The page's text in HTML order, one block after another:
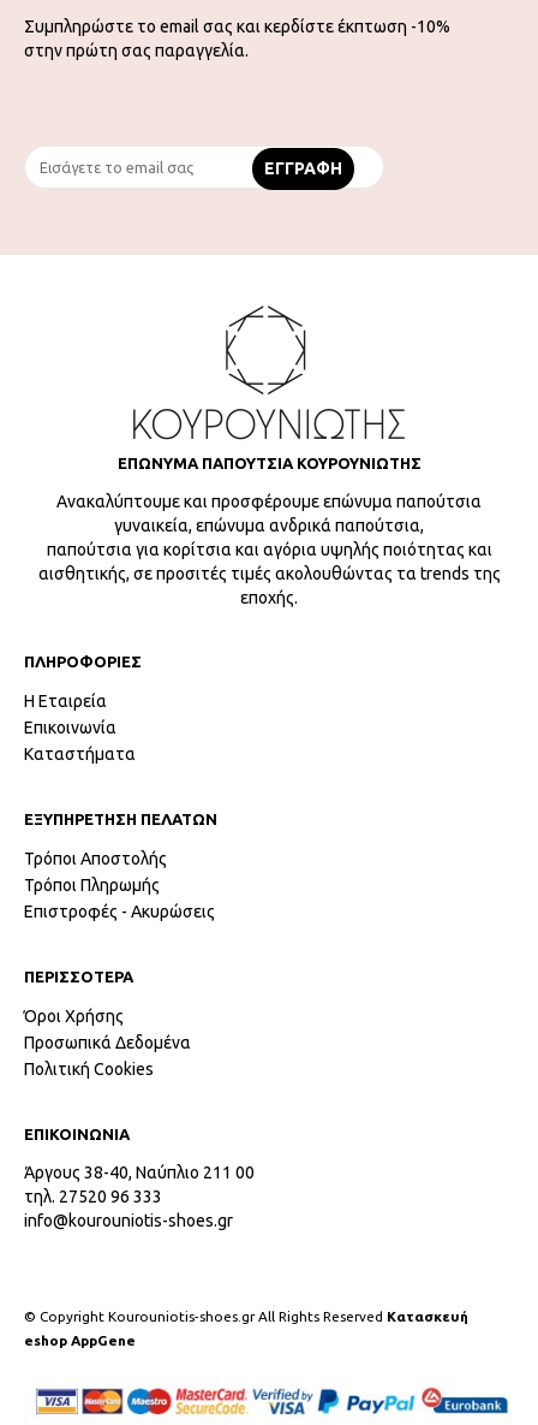
Συμπληρώστε το email σας και κερδίστε έκπτωση -10%
στην πρώτη σας παραγγελία.
ΕΠΩΝΥΜΑ ΠΑΠΟΥΤΣΙΑ ΚΟΥΡΟΥΝΙΩΤΗΣ
Ανακαλύπτουμε και προσφέρουμε επώνυμα παπούτσια
γυναικεία, επώνυμα ανδρικά παπούτσια,
παπούτσια για κορίτσια και αγόρια υψηλής ποιότητας και
αισθητικής, σε προσιτές τιμές ακολουθώντας τα trends της
εποχής.
ΠΛΗΡΟΦΟΡΙΕΣ
Η Εταιρεία
Επικοινωνία
Καταστήματα
ΕΞΥΠΗΡΕΤΗΣΗ ΠΕΛΑΤΩΝ
Τρόποι Αποστολής
Τρόποι Πληρωμής
Επιστροφές - Ακυρώσεις
ΠΕΡΙΣΣΟΤΕΡΑ
Όροι Χρήσης
Προσωπικά Δεδομένα
Πολιτική Cookies
ΕΠΙΚΟΙΝΩΝΙΑ
Άργους 38-40, Ναύπλιο 211 00
τηλ. 27520 96 333
info@kourouniotis-shoes.gr
© Copyright Kourouniotis-shoes.gr All Rights Reserved Κατασκευή
eshop AppGene